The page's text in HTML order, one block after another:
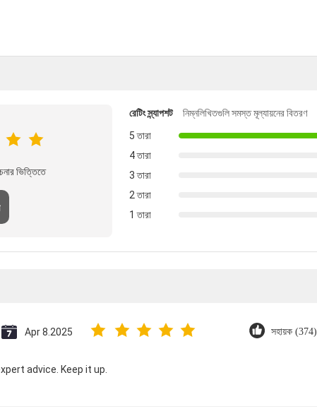
ভিত্তিতে
রেটিং স্ন্যাপশট
নিম্নলিখিতগুলি সমস্ত মূল্যায়নের বিতরণ
5 তারা
4 তারা
3 তারা
2 তারা
1 তারা
Apr 8.2025 সহায়ক (374)
advice. Keep it up.